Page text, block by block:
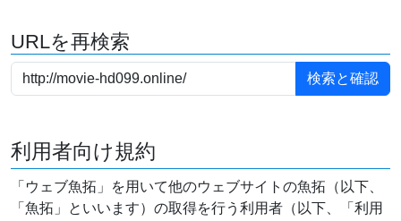
URLを再検索
利用者向け規約
「ウェブ魚拓」を用いて他のウェブサイトの魚拓（以下、
「魚拓」といいます）の取得を行う利用者（以下、「利用